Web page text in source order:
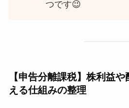
つです😉
【申告分離課税】株利益
える仕組みの整理